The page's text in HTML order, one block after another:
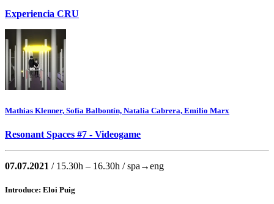
Experiencia CRU
Mathias Klenner, Sofía Balbontín, Natalia Cabrera, Emilio Marx
Resonant Spaces #7 - Videogame
07.07.2021 / 15.30h – 16.30h / spa→eng
Introduce: Eloi Puig